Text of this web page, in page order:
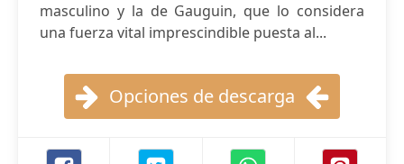
masculino y la de Gauguin, que lo considera
una fuerza vital imprescindible puesta al...
Opciones de descarga